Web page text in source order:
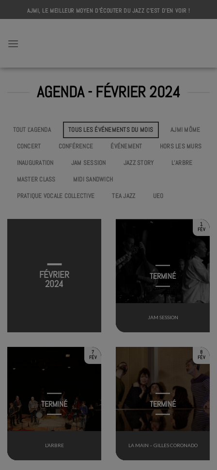
to
AJMI, LE MEILLEUR MOYEN D'ÉCOUTER DU JAZZ C'EST D'EN VOIR !
AGENDA - FÉVRIER 2024
TOUT L'AGENDA TOUS LES ÉVÉNEMENTS DU MOIS
AJMI MÔME
CONCERT
CONFÉRENCE ÉVÉNEMENT
HORS LES MURS
INAUGURATION
JAM SESSION JAZZ STORY
L’ARBRE
MASTER CLASS
MIDI SANDWICH
PRATIQUE VOCALE COLLECTIVE
TEA JAZZ UEO
FÉVRIER
2024
1
FÉV
JAM SESSION
TERMINÉ
7
FÉV
L’ARBRE
TERMINÉ
8
FÉV
LA MAIN – GILLES CORONADO
TERMINÉ